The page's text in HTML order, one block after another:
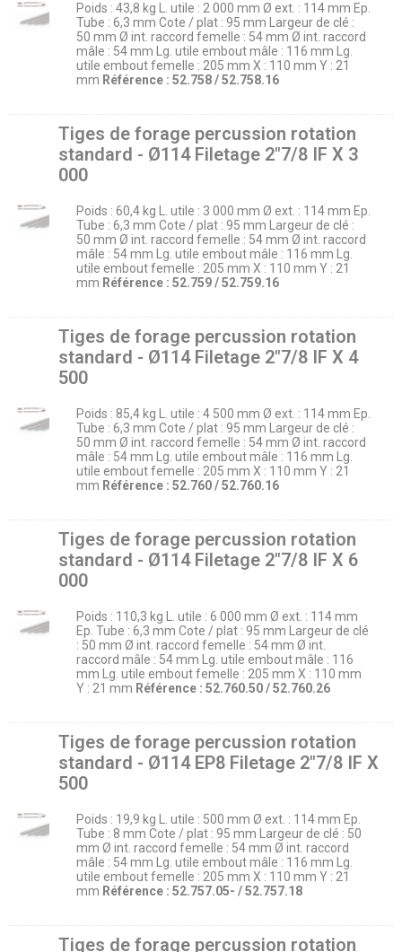
Poids : 43,8 kg L. utile : 2 000 mm Ø ext. : 114 mm Ep.
Tube : 6,3 mm Cote / plat : 95 mm Largeur de clé :
50 mm Ø int. raccord femelle : 54 mm Ø int. raccord
mâle : 54 mm Lg. utile embout mâle : 116 mm Lg.
utile embout femelle : 205 mm X : 110 mm Y : 21
mm Référence : 52.758 / 52.758.16
Tiges de forage percussion rotation
standard - Ø114 Filetage 2″7/8 IF X 3
000
Poids : 60,4 kg L. utile : 3 000 mm Ø ext. : 114 mm Ep.
Tube : 6,3 mm Cote / plat : 95 mm Largeur de clé :
50 mm Ø int. raccord femelle : 54 mm Ø int. raccord
mâle : 54 mm Lg. utile embout mâle : 116 mm Lg.
utile embout femelle : 205 mm X : 110 mm Y : 21
mm Référence : 52.759 / 52.759.16
Tiges de forage percussion rotation
standard - Ø114 Filetage 2″7/8 IF X 4
500
Poids : 85,4 kg L. utile : 4 500 mm Ø ext. : 114 mm Ep.
Tube : 6,3 mm Cote / plat : 95 mm Largeur de clé :
50 mm Ø int. raccord femelle : 54 mm Ø int. raccord
mâle : 54 mm Lg. utile embout mâle : 116 mm Lg.
utile embout femelle : 205 mm X : 110 mm Y : 21
mm Référence : 52.760 / 52.760.16
Tiges de forage percussion rotation
standard - Ø114 Filetage 2″7/8 IF X 6
000
Poids : 110,3 kg L. utile : 6 000 mm Ø ext. : 114 mm
Ep. Tube : 6,3 mm Cote / plat : 95 mm Largeur de clé
: 50 mm Ø int. raccord femelle : 54 mm Ø int.
raccord mâle : 54 mm Lg. utile embout mâle : 116
mm Lg. utile embout femelle : 205 mm X : 110 mm
Y : 21 mm Référence : 52.760.50 / 52.760.26
Tiges de forage percussion rotation
standard - Ø114 EP8 Filetage 2″7/8 IF X
500
Poids : 19,9 kg L. utile : 500 mm Ø ext. : 114 mm Ep.
Tube : 8 mm Cote / plat : 95 mm Largeur de clé : 50
mm Ø int. raccord femelle : 54 mm Ø int. raccord
mâle : 54 mm Lg. utile embout mâle : 116 mm Lg.
utile embout femelle : 205 mm X : 110 mm Y : 21
mm Référence : 52.757.05- / 52.757.18
Tiges de forage percussion rotation